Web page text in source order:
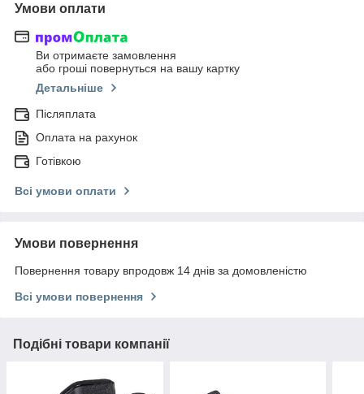
Умови оплати
Ви отримаєте замовлення
або гроші повернуться на вашу картку
Детальніше
Післяплата
Оплата на рахунок
Готівкою
Всі умови оплати
Умови повернення
Повернення товару впродовж 14 днів за домовленістю
Всі умови повернення
Подібні товари компанії